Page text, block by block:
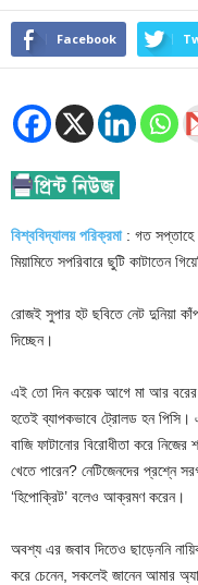
Facebook
বিশ্ববিদ্যালয় পরিক্রমা: গত সপ্তাহে
মিয়ামিতে সপরিবারে ছুটি কাটাতেন
রোজই সুপার হট ছবিতে নেট দুনিয়া
দিচ্ছেন।
এই তো দিন কয়েক আগে মা আর বরের
হতেই ব্যাপকভাবে ট্রোলড হন পিসি।
বাজি ফাটানোর বিরোধীতা করে নিজের
খেতে পারেন? নেটিজেনদের প্রশ্নে
‘হিপোক্রিট’ বলেও আক্রমণ করেন।
অবশ্য এর জবাব দিতেও ছাড়েননি
করে চেনেন, সকলেই জানেন আমার